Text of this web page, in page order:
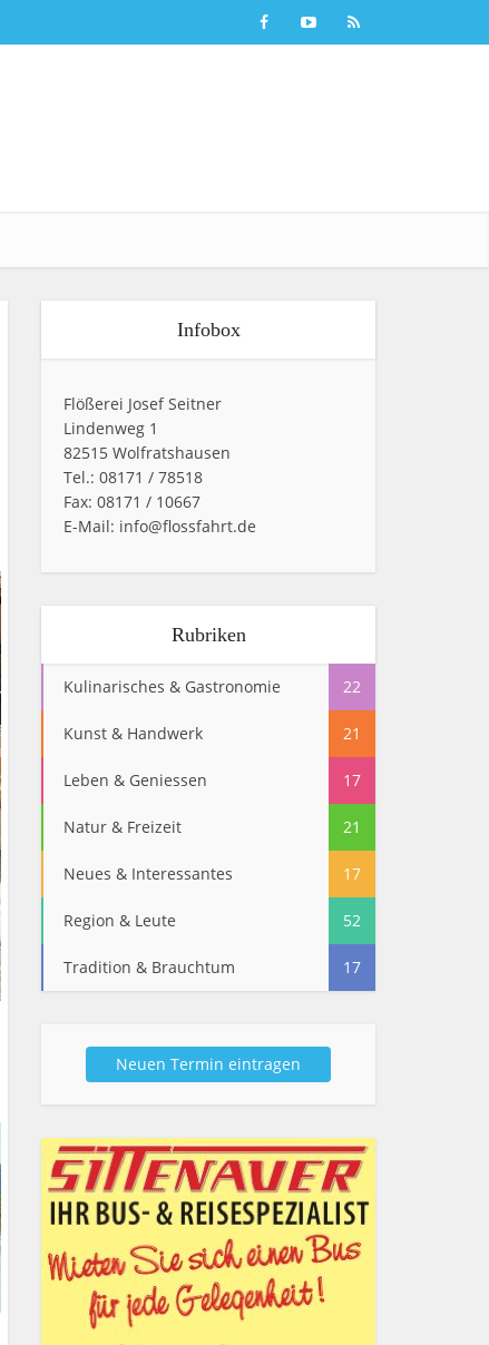
Infobox
Flößerei Josef Seitner
Lindenweg 1
82515 Wolfratshausen
Tel.: 08171 / 78518
Fax: 08171 / 10667
E-Mail: info@flossfahrt.de
Rubriken
Kulinarisches & Gastronomie 22
Kunst & Handwerk 21
Leben & Geniessen 17
Natur & Freizeit 21
Neues & Interessantes 17
Region & Leute 52
Tradition & Brauchtum 17
Neuen Termin eintragen